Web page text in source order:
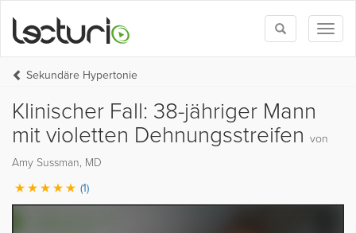
Toggle
search
Sekundäre Hypertonie
Klinischer Fall: 38-jähriger Mann
mit violetten Dehnungsstreifen von
Amy Sussman, MD
(1)